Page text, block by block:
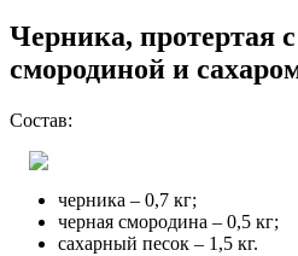
Черника, протертая
смородиной и
Состав:
черника – 0,7 кг;
черная смородина – 0,5 кг;
сахарный песок – 1,5 кг.